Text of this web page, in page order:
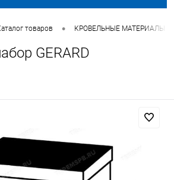
товаров • КРОВЕЛЬНЫЕ МАТЕРИАЛЫ
GERARD